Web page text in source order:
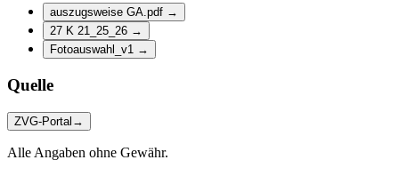
auszugsweise GA.pdf →
27 K 21_25_26 →
Fotoauswahl_v1 →
Quelle
ZVG-Portal →
Alle Angaben ohne Gewähr.